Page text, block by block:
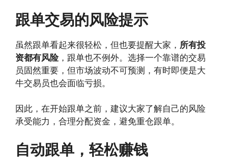
跟单交易的风险提示
虽然跟单看起来很轻松，但也要提醒大家， 所有投
资都有风险，跟单也不例外。选择一个靠谱的交易
员固然重要，但市场波动不可预测，有时即便是大
牛交易员也会面临亏损。
因此，在开始跟单之前，建议大家了解自己的风险
承受能力，合理分配资金，避免重仓跟单。
自动跟单，轻松赚钱